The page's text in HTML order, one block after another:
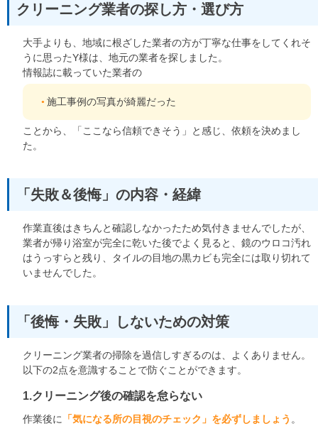
クリーニング業者の探し方・選び方
大手よりも、地域に根ざした業者の方が丁寧な仕事をしてくれそ
うに思ったY様は、地元の業者を探しました。
情報誌に載っていた業者の
施工事例の写真が綺麗だった
ことから、「ここなら信頼できそう」と感じ、依頼を決めまし
た。
「失敗＆後悔」の内容・経緯
作業直後はきちんと確認しなかったため気付きませんでしたが、
業者が帰り浴室が完全に乾いた後でよく見ると、鏡のウロコ汚れ
はうっすらと残り、タイルの目地の黒カビも完全には取り切れて
いませんでした。
「後悔・失敗」しないための対策
クリーニング業者の掃除を過信しすぎるのは、よくありません。
以下の2点を意識することで防ぐことができます。
1.クリーニング後の確認を怠らない
作業後に 「気になる所の目視のチェック」を必ずしましょう 。